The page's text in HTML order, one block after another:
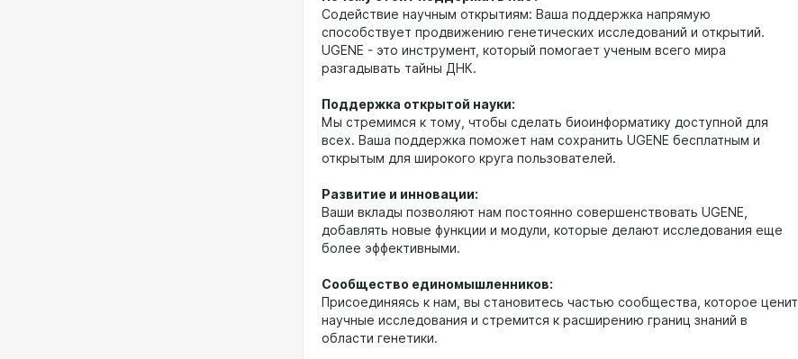
Содействие научным открытиям: Ваша поддержка напрямую
способствует продвижению генетических исследований и открытий.
UGENE - это инструмент, который помогает ученым всего мира
разгадывать тайны ДНК.
Поддержка открытой науки:
Мы стремимся к тому, чтобы сделать биоинформатику доступной для
всех. Ваша поддержка поможет нам сохранить UGENE бесплатным и
открытым для широкого круга пользователей.
Развитие и инновации:
Ваши вклады позволяют нам постоянно совершенствовать UGENE,
добавлять новые функции и модули, которые делают исследования еще
более эффективными.
Сообщество единомышленников:
Присоединяясь к нам, вы становитесь частью сообщества, которое ценит
научные исследования и стремится к расширению границ знаний в
области генетики.